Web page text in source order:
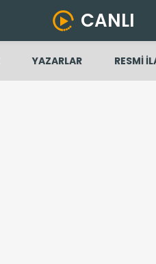
CANLI
YAZARLAR RESMİ